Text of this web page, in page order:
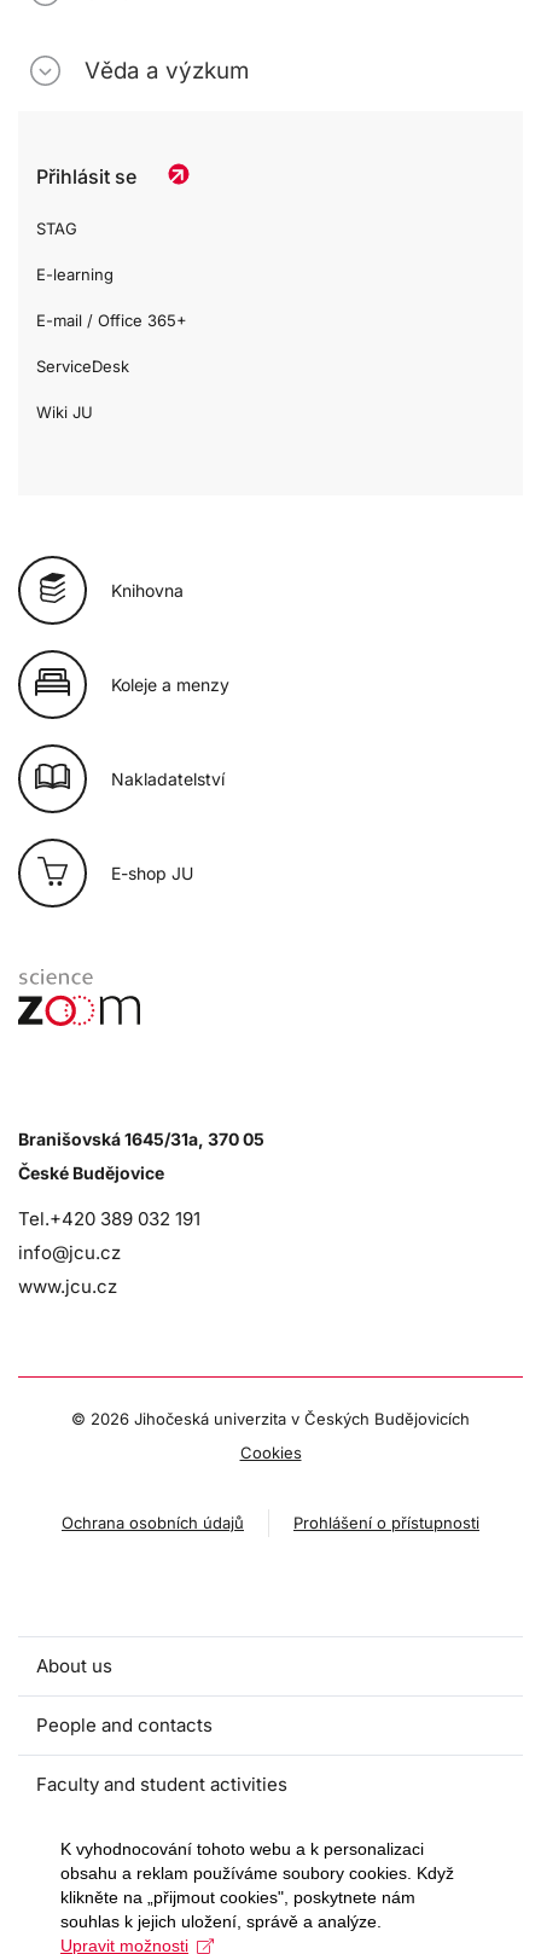
Věda a výzkum
Přihlásit se
STAG
E-learning
E-mail / Office 365+
ServiceDesk
Wiki JU
Knihovna
Koleje a menzy
Nakladatelství
E-shop JU
Branišovská 1645/31a, 370 05
České Budějovice
Tel.+420 389 032 191
info@jcu.cz
www.jcu.cz
© 2026 Jihočeská univerzita v Českých Budějovicích
Cookies
Ochrana osobních údajů Prohlášení o přístupnosti
About us
People and contacts
Faculty and student activities
Projects and strategic partnerships
Documents
K vyhodnocování tohoto webu a k personalizaci
obsahu a reklam používáme soubory cookies. Když
klikněte na „přijmout cookies", poskytnete nám
souhlas k jejich uložení, správě a analýze.
Upravit možnosti